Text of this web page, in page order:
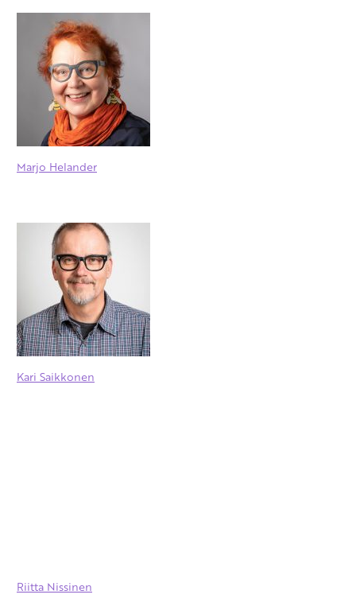
Marjo Helander
Kari Saikkonen
Riitta Nissinen